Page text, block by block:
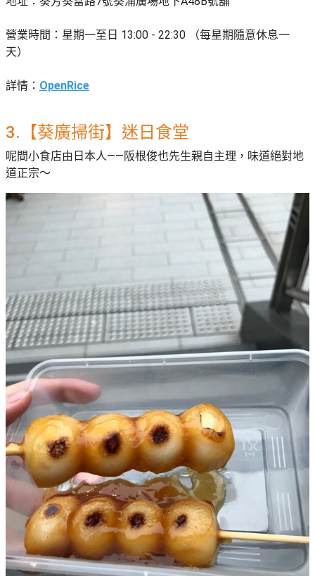
營業時間：星期一至日 13:00 - 22:30 （每星期隨意休息一
天）
詳情： OpenRice
3.【葵廣掃街】迷日食堂
呢間小食店由日本人——阪根俊也先生親自主理，味道絕對地
道正宗～